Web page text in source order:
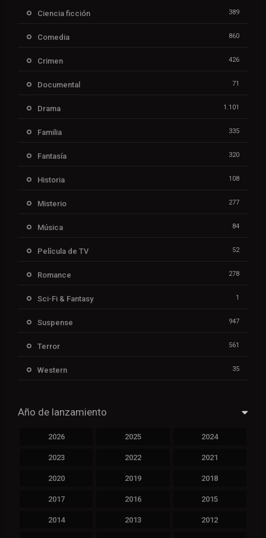
Ciencia ficción 389
Comedia 860
Crimen 426
Documental 71
Drama 1.101
Familia 335
Fantasía 320
Historia 108
Misterio 277
Música 84
Película de TV 52
Romance 278
Sci-Fi & Fantasy 1
Suspense 947
Terror 561
Western 35
Año de lanzamiento
2026 2025 2024
2023 2022 2021
2020 2019 2018
2017 2016 2015
2014 2013 2012